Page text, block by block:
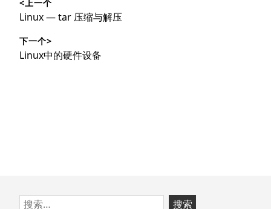
章
导
航
<上一个
上
文
章：
Linux — tar 压缩与解压
下一个>
下
Linux中的硬件设备
跳
搜